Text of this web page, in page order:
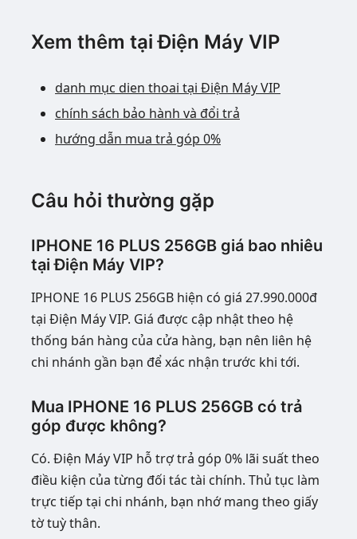
Xem thêm tại Điện Máy VIP
danh mục dien thoai tại Điện Máy VIP
chính sách bảo hành và đổi trả
hướng dẫn mua trả góp 0%
Câu hỏi thường gặp
IPHONE 16 PLUS 256GB giá bao nhiêu
tại Điện Máy VIP?
IPHONE 16 PLUS 256GB hiện có giá 27.990.000đ
tại Điện Máy VIP. Giá được cập nhật theo hệ
thống bán hàng của cửa hàng, bạn nên liên hệ
chi nhánh gần bạn để xác nhận trước khi tới.
Mua IPHONE 16 PLUS 256GB có trả
góp được không?
Có. Điện Máy VIP hỗ trợ trả góp 0% lãi suất theo
điều kiện của từng đối tác tài chính. Thủ tục làm
trực tiếp tại chi nhánh, bạn nhớ mang theo giấy
tờ tuỳ thân.